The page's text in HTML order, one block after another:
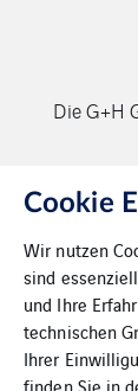
Die G+H
Kontakt
Cookie
Wir nutzen
sind
und Ihre
technischen
Ihrer
finden Sie in